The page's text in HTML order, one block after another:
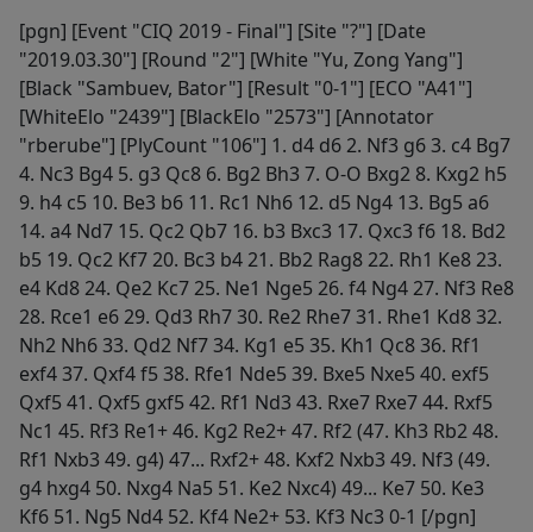
[pgn] [Event "CIQ 2019 - Final"] [Site "?"] [Date
"2019.03.30"] [Round "2"] [White "Yu, Zong Yang"]
[Black "Sambuev, Bator"] [Result "0-1"] [ECO "A41"]
[WhiteElo "2439"] [BlackElo "2573"] [Annotator
"rberube"] [PlyCount "106"] 1. d4 d6 2. Nf3 g6 3. c4 Bg7
4. Nc3 Bg4 5. g3 Qc8 6. Bg2 Bh3 7. O-O Bxg2 8. Kxg2 h5
9. h4 c5 10. Be3 b6 11. Rc1 Nh6 12. d5 Ng4 13. Bg5 a6
14. a4 Nd7 15. Qc2 Qb7 16. b3 Bxc3 17. Qxc3 f6 18. Bd2
b5 19. Qc2 Kf7 20. Bc3 b4 21. Bb2 Rag8 22. Rh1 Ke8 23.
e4 Kd8 24. Qe2 Kc7 25. Ne1 Nge5 26. f4 Ng4 27. Nf3 Re8
28. Rce1 e6 29. Qd3 Rh7 30. Re2 Rhe7 31. Rhe1 Kd8 32.
Nh2 Nh6 33. Qd2 Nf7 34. Kg1 e5 35. Kh1 Qc8 36. Rf1
exf4 37. Qxf4 f5 38. Rfe1 Nde5 39. Bxe5 Nxe5 40. exf5
Qxf5 41. Qxf5 gxf5 42. Rf1 Nd3 43. Rxe7 Rxe7 44. Rxf5
Nc1 45. Rf3 Re1+ 46. Kg2 Re2+ 47. Rf2 (47. Kh3 Rb2 48.
Rf1 Nxb3 49. g4) 47... Rxf2+ 48. Kxf2 Nxb3 49. Nf3 (49.
g4 hxg4 50. Nxg4 Na5 51. Ke2 Nxc4) 49... Ke7 50. Ke3
Kf6 51. Ng5 Nd4 52. Kf4 Ne2+ 53. Kf3 Nc3 0-1 [/pgn]